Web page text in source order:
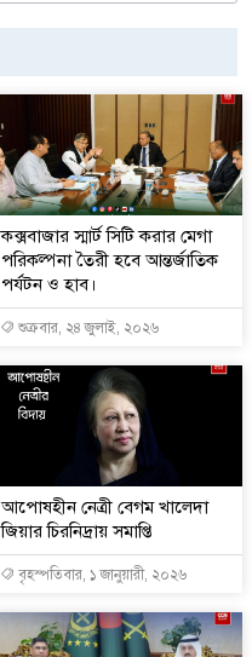
কক্সবাজার স্মার্ট সিটি করার মেগা
পরিকল্পনা তৈরী হবে আন্তর্জাতিক
পর্যটন ও হাব।
শুক্রবার, ২৪ জুলাই, ২০২৬
আপোষহীন নেত্রী বেগম খালেদা
জিয়ার চিরনিদ্রায় সমাপ্তি
বৃহস্পতিবার, ১ জানুয়ারী, ২০২৬